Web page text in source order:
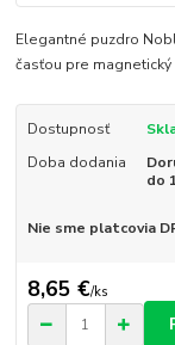
Elegantné puzdro
časťou pre
Dostupnosť
Doba dodania
do
Nie sme platcovia
8,65 €/ks